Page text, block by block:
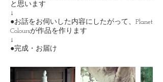
と思います
↓
●お話をお伺いした内容にしたがって、Planet
Coloursが作品を作ります
↓
●完成・お届け